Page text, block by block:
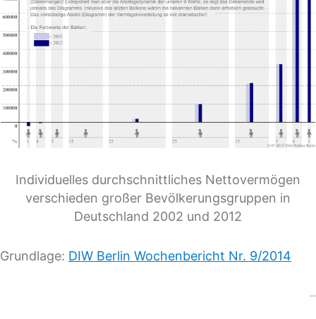
Individuelles durchschnittliches Nettovermögen
verschieden großer Bevölkerungsgruppen in
Deutschland 2002 und 2012
Grundlage: DIW Berlin Wochenbericht Nr. 9/2014
–